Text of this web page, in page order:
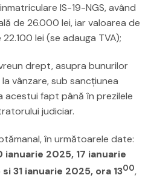
IS-19-NGS, având
de 26.000 lei, iar valoarea de
lei (se adauga TVA);
drept, asupra bunurilor
vânzare, sub sancţiunea
acestui fapt până în prezilele
judiciar.
în următoarele date:
2025, 17 ianuarie
31 ianuarie 2025, ora 1300,